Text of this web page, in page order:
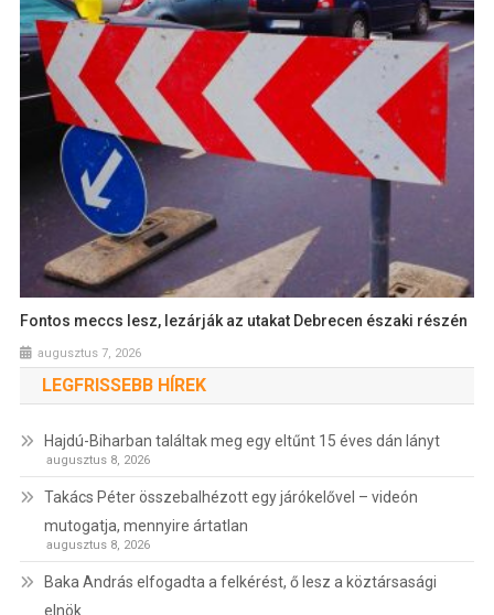
Fontos meccs lesz, lezárják az utakat Debrecen északi részén
augusztus 7, 2026
LEGFRISSEBB HÍREK
Hajdú-Biharban találtak meg egy eltűnt 15 éves dán lányt
augusztus 8, 2026
Takács Péter összebalhézott egy járókelővel – videón
mutogatja, mennyire ártatlan
augusztus 8, 2026
Baka András elfogadta a felkérést, ő lesz a köztársasági
elnök